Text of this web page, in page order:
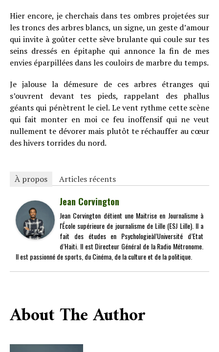
Hier encore, je cherchais dans tes ombres projetées sur
les troncs des arbres blancs, un signe, un geste d’amour
qui invite à goûter cette sève brulante qui coule sur tes
seins dressés en épitaphe qui annonce la fin de mes
envies éparpillées dans les couloirs de marbre du temps.
Je jalouse la démesure de ces arbres étranges qui
s’ouvrent devant tes pieds, rappelant des phallus
géants qui pénètrent le ciel. Le vent rythme cette scène
qui fait monter en moi ce feu inoffensif qui ne veut
nullement te dévorer mais plutôt te réchauffer au cœur
des hivers torrides du nord.
À propos Articles récents
Jean Corvington
Jean Corvington détient une Maitrise en Journalisme à
l'École supérieure de journalisme de Lille (ESJ Lille). Il a
fait des études en Psychologieàl’Université d’Etat
d’Haiti. Il est Directeur Général de la Radio Métronome.
Il est passionné de sports, du Cinéma, de la culture et de la politique.
About The Author